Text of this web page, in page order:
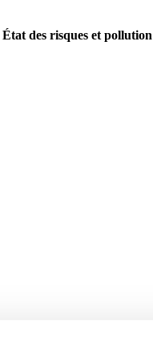
État des risques et pollution